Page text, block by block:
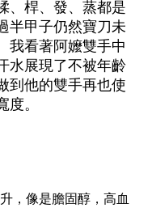
、桿、發、蒸都是
半甲子仍然寶刀未
我看著阿嬤雙手中
水展現了不被年齡
到他的雙手再也使
。
，像是膽固醇，高血